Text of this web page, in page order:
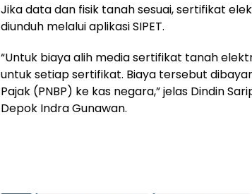
Jika data dan fisik tanah sesuai, sertifikat
diunduh melalui aplikasi SIPET.
“Untuk biaya alih media sertifikat tanah
untuk setiap sertifikat. Biaya tersebut
Pajak (PNBP) ke kas negara,” jelas Dindin
Depok Indra Gunawan.